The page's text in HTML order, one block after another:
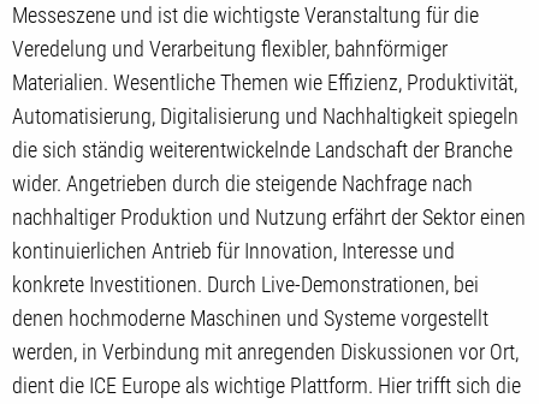
Messeszene und ist die wichtigste Veranstaltung für die
Veredelung und Verarbeitung flexibler, bahnförmiger
Materialien. Wesentliche Themen wie Effizienz, Produktivität,
Automatisierung, Digitalisierung und Nachhaltigkeit spiegeln
die sich ständig weiterentwickelnde Landschaft der Branche
wider. Angetrieben durch die steigende Nachfrage nach
nachhaltiger Produktion und Nutzung erfährt der Sektor einen
kontinuierlichen Antrieb für Innovation, Interesse und
konkrete Investitionen. Durch Live-Demonstrationen, bei
denen hochmoderne Maschinen und Systeme vorgestellt
werden, in Verbindung mit anregenden Diskussionen vor Ort,
dient die ICE Europe als wichtige Plattform. Hier trifft sich die